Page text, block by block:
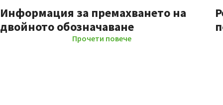
Информация за премахването на
двойното обозначаване
Прочети повече